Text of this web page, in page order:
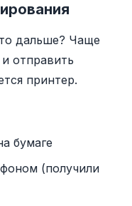
дальше? Чаще
отправить
принтер.
бумаге
(получили